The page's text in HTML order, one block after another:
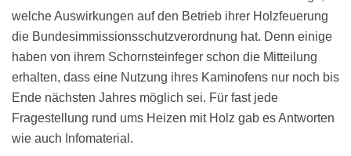
welche Auswirkungen auf den Betrieb ihrer Holzfeuerung
die Bundesimmissionsschutzverordnung hat. Denn einige
haben von ihrem Schornsteinfeger schon die Mitteilung
erhalten, dass eine Nutzung ihres Kaminofens nur noch bis
Ende nächsten Jahres möglich sei. Für fast jede
Fragestellung rund ums Heizen mit Holz gab es Antworten
wie auch Infomaterial.